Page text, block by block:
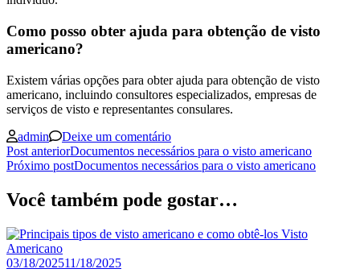
Como posso obter ajuda para obtenção de visto
americano?
Existem várias opções para obter ajuda para obtenção de visto
americano, incluindo consultores especializados, empresas de
serviços de visto e representantes consulares.
admin
Deixe um comentárioemQuais
documentos
são
para
o
americano?
Navegação
de
posts
Post anteriorDocumentos necessários para o visto americano
Próximo postDocumentos necessários para o visto americano
Você também pode gostar…
Visto
Americano
03/18/202511/18/2025